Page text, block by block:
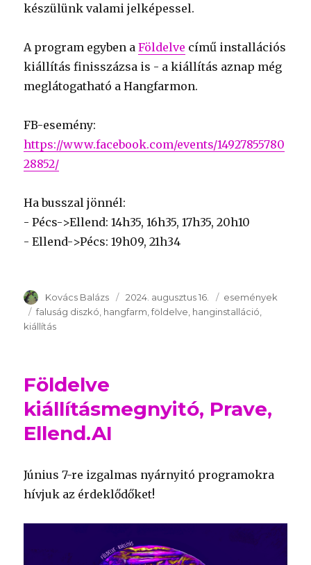
készülünk valami jelképessel.
A program egyben aFöldelve című installációs
kiállítás finisszázsa is - a kiállítás aznap még
meglátogatható a Hangfarmon.
FB-esemény:
https://www.facebook.com/events/14927855780
28852/
Ha busszal jönnél:
- Pécs->Ellend: 14h35, 16h35, 17h35, 20h10
- Ellend->Pécs: 19h09, 21h34
Szerző
Kovács Balázs Publikálva
2024. augusztus 16. Témakör
események
Kulcsszavak
faluság diszkó hangfarm földelve hanginstalláció
kiállítás
Földelve
kiállításmegnyitó, Prave,
Ellend.AI
Június 7-re izgalmas nyárnyitó programokra
hívjuk az érdeklődőket!